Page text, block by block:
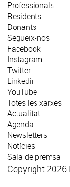
Professionals
Residents
Donants
Segueix-nos
Facebook
Instagram
Twitter
Linkedin
YouTube
Totes les xarxes
Actualitat
Agenda
Newsletters
Notícies
Sala de premsa
Copyright 2026